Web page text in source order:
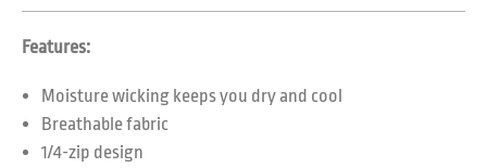
Features:
Moisture wicking keeps you dry and cool
Breathable fabric
1/4-zip design